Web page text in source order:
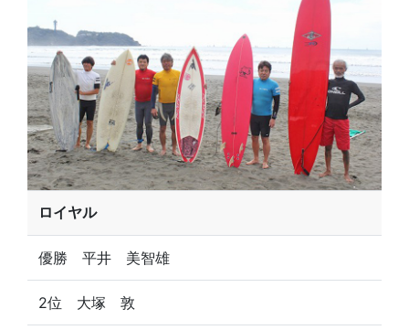
ロイヤル
優勝 平井 美智雄
2位 大塚 敦